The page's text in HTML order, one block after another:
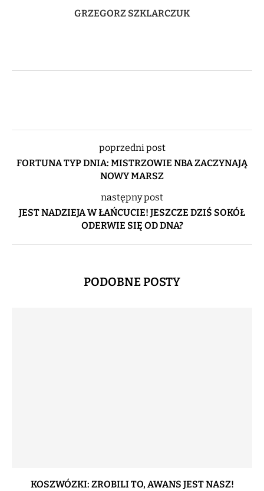
GRZEGORZ SZKLARCZUK
poprzedni post
FORTUNA TYP DNIA: MISTRZOWIE NBA ZACZYNAJĄ
NOWY MARSZ
następny post
JEST NADZIEJA W ŁAŃCUCIE! JESZCZE DZIŚ SOKÓŁ
ODERWIE SIĘ OD DNA?
PODOBNE POSTY
KOSZWÓZKI: ZROBILI TO, AWANS JEST NASZ!